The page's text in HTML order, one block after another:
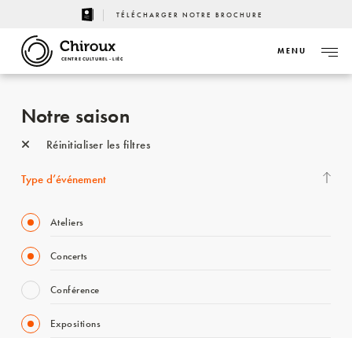
TÉLÉCHARGER NOTRE BROCHURE
CENTRE CULTUREL - LIÈGE
MENU
Notre saison
Réinitialiser les filtres
Type d’événement
Ateliers
Concerts
Conférence
Expositions